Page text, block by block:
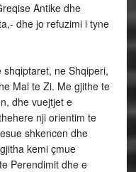
Antike dhe
dhe jo refuzimi i tyne
ne Shqiperi,
Mal te Zi. Me gjithe te
dhe vuejtjet e
nji orientim te
shkencen dhe
kemi çmue
Perendimit dhe e